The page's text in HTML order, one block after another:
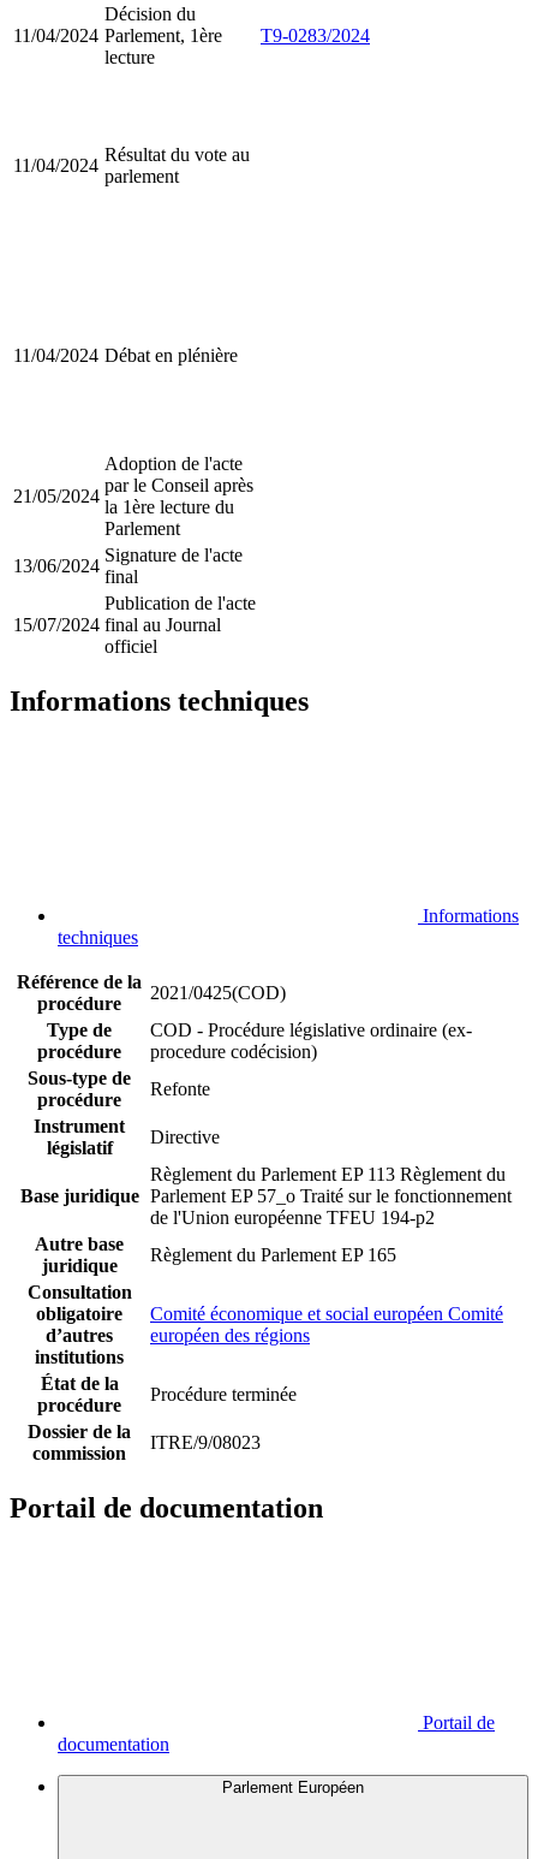
11/04/2024
Décision du
Parlement, 1ère
lecture
T9-0283/2024
11/04/2024
Résultat du vote au
parlement
11/04/2024 Débat en plénière
21/05/2024
Adoption de l'acte
par le Conseil après
la 1ère lecture du
Parlement
13/06/2024
Signature de l'acte
final
15/07/2024
Publication de l'acte
final au Journal
officiel
Informations techniques
Informations
techniques
Référence de la
procédure
2021/0425(COD)
Type de
procédure
COD - Procédure législative ordinaire (ex-
procedure codécision)
Sous-type de
procédure
Refonte
Instrument
législatif
Directive
Base juridique
Règlement du Parlement EP 113 Règlement du
Parlement EP 57_o Traité sur le fonctionnement
de l'Union européenne TFEU 194-p2
Autre base
juridique
Règlement du Parlement EP 165
Consultation
obligatoire
d’autres
institutions
Comité économique et social européen Comité
européen des régions
État de la
procédure
Procédure terminée
Dossier de la
commission
ITRE/9/08023
Portail de documentation
Portail de
documentation
Parlement Européen